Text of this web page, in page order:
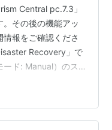
Central pc.7.3」
その後の機能アッ
報をご確認くださ
Recovery」で
ド: Manual）のス
目次 目次 1.今回
シーの作成 3. 障害
AOS: 7.3AHV: